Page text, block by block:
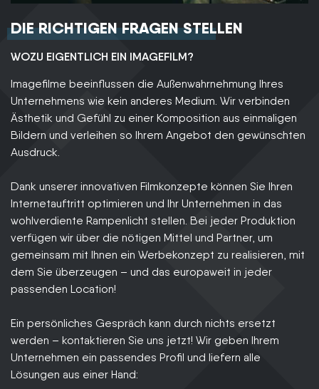
DIE RICHTIGEN FRAGEN STELLEN
WOZU EIGENTLICH EIN IMAGEFILM?
Imagefilme beeinflussen die Außenwahrnehmung Ihres
Unternehmens wie kein anderes Medium. Wir verbinden
Ästhetik und Gefühl zu einer Komposition aus einmaligen
Bildern und verleihen so Ihrem Angebot den gewünschten
Ausdruck.
Dank unserer innovativen Filmkonzepte können Sie Ihren
Internetauftritt optimieren und Ihr Unternehmen in das
wohlverdiente Rampenlicht stellen. Bei jeder Produktion
verfügen wir über die nötigen Mittel und Partner, um
gemeinsam mit Ihnen ein Werbekonzept zu realisieren, mit
dem Sie überzeugen – und das europaweit in jeder
passenden Location!
Ein persönliches Gespräch kann durch nichts ersetzt
werden – kontaktieren Sie uns jetzt! Wir geben Ihrem
Unternehmen ein passendes Profil und liefern alle
Lösungen aus einer Hand: